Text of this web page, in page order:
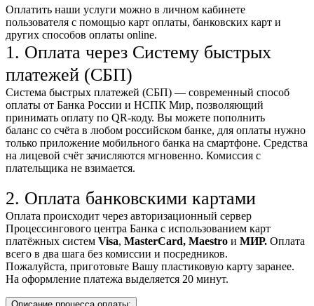
Оплатить наши услуги можно в личном кабинете
пользователя с помощью карт оплаты, банковских карт и
других способов оплаты online.
1. Оплата через Систему быстрых
платежей (СБП)
Система быстрых платежей (СБП) — современный способ
оплаты от Банка России и НСПК Мир, позволяющий
принимать оплату по QR-коду. Вы можете пополнить
баланс со счёта в любом российском банке, для оплаты нужно
только приложение мобильного банка на смартфоне. Средства
на лицевой счёт зачисляются мгновенно. Комиссия с
плательщика не взимается.
2. Оплата банковскими картами
Оплата происходит через авторизационный сервер
Процессингового центра Банка с использованием карт
платёжных систем Visa, MasterCard, Maestro и МИР. Оплата
всего в два шага без комиссии и посредников.
Пожалуйста, приготовьте Вашу пластиковую карту заранее.
На оформление платежа выделяется 20 минут.